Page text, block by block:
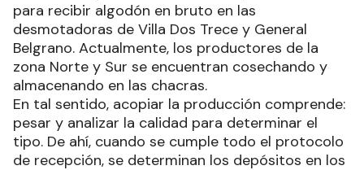
para recibir algodón en bruto en las
desmotadoras de Villa Dos Trece y General
Belgrano. Actualmente, los productores de la
zona Norte y Sur se encuentran cosechando y
almacenando en las chacras.
En tal sentido, acopiar la producción comprende:
pesar y analizar la calidad para determinar el
tipo. De ahí, cuando se cumple todo el protocolo
de recepción, se determinan los depósitos en los